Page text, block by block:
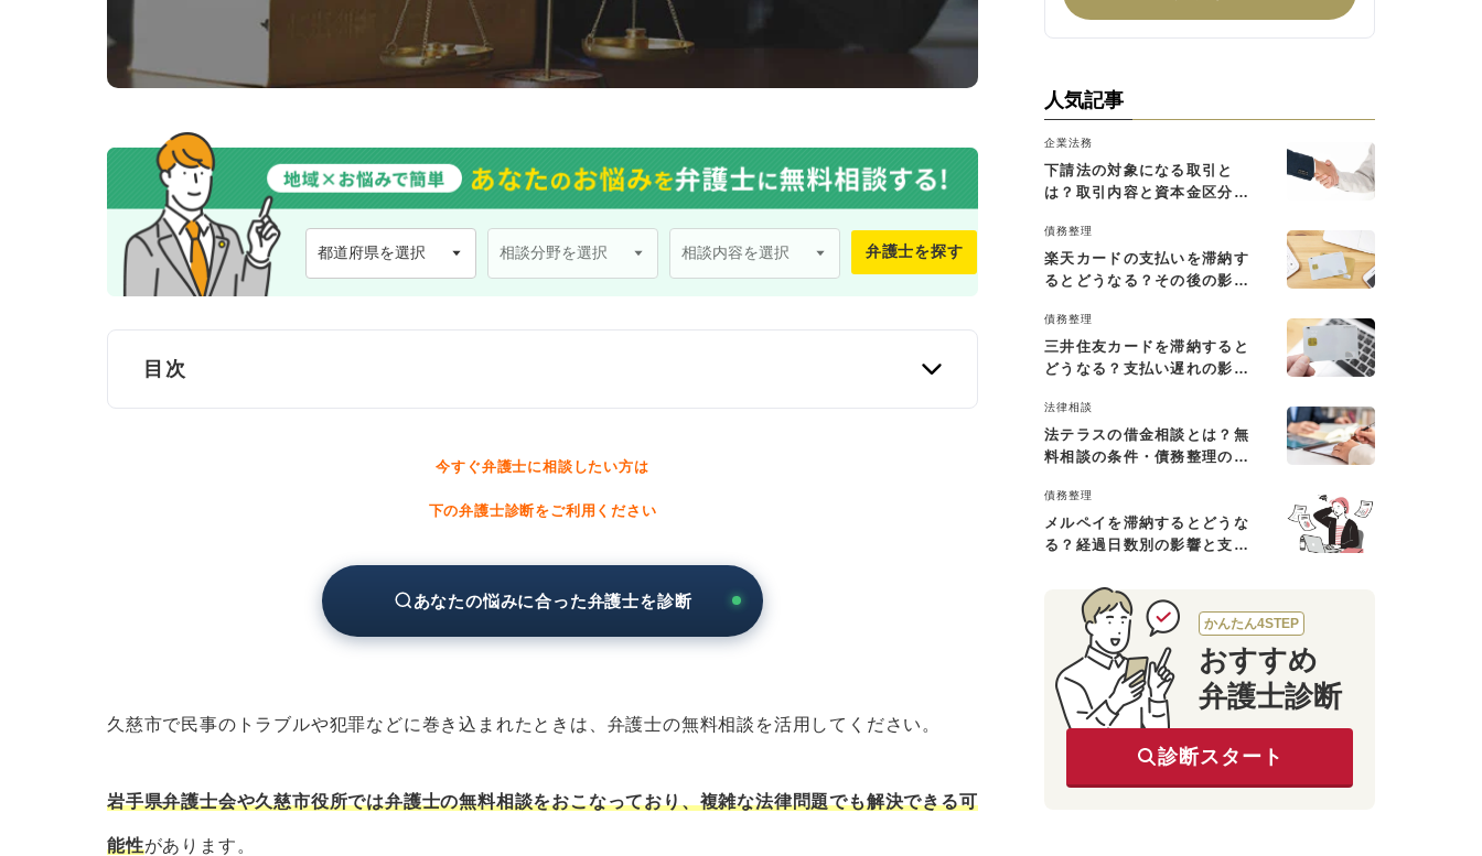
弁護士を探す
目次
久慈市で弁護士に無料法律相談できる窓口
久慈市の弁護士に分野別の無料法律相談をしたいとき
久慈市の弁護士に相続問題の無料法律相談をしたいとき
久慈市の弁護士に債権回収の無料法律相談をしたいとき
今すぐ弁護士に相談したい方は
下の弁護士診断をご利用ください
あなたの悩みに合った弁護士を診断
久慈市で民事のトラブルや犯罪などに巻き込まれたときは、弁護士の無料相談を活用してください。
岩手県弁護士会や久慈市役所では弁護士の無料相談をおこなっており、複雑な法律問題でも解決できる可
能性があります。
人気記事
企業法務
下請法の対象になる取引と
は？取引内容と資本金区分に
債務整理
楽天カードの支払いを滞納す
るとどうなる？その後の影響
債務整理
三井住友カードを滞納すると
どうなる？支払い遅れの影響
法律相談
法テラスの借金相談とは？無
料相談の条件・債務整理の費
債務整理
メルペイを滞納するとどうな
る？経過日数別の影響と支払
かんたん4STEP
おすすめ
弁護士診断
診断スタート